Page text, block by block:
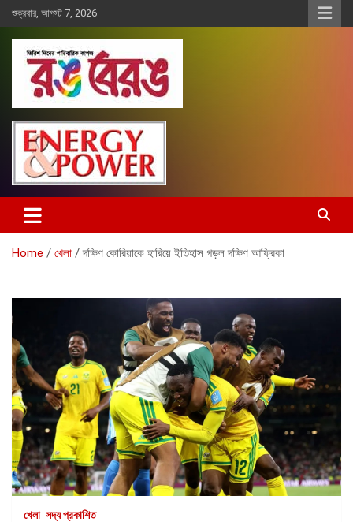
Skip
to
content
শুক্রবার, আগস্ট 7, 2026
রঙ বেরঙ
Home খেলা দক্ষিণ কোরিয়াকে হারিয়ে ইতিহাস গড়ল দক্ষিণ আফ্রিকা
খেলা সদ্য প্রকাশিত